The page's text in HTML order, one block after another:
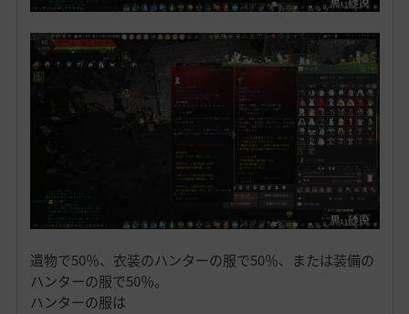
遺物で50％、衣装のハンターの服で50％、または装備の
ハンターの服で50％。
ハンターの服は